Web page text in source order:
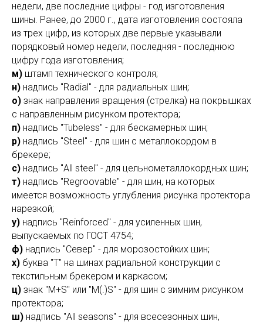
недели, две последние цифры - год изготовления
шины. Ранее, до 2000 г., дата изготовления состояла
из трех цифр, из которых две первые указывали
порядковый номер недели, последняя - последнюю
цифру года изготовления;
м) штамп технического контроля;
н) надпись "Radial" - для радиальных шин;
о) знак направления вращения (стрелка) на покрышках
с направленным рисунком протектора;
п) надпись "Tubeless" - для бескамерных шин;
р) надпись "Steel" - для шин с металлокордом в
брекере;
с) надпись "All steel" - для цельнометаллокордных шин;
т) надпись "Regroovable" - для шин, на которых
имеется возможность углубления рисунка протектора
нарезкой;
у) надпись "Reinforced" - для усиленных шин,
выпускаемых по ГОСТ 4754;
ф) надпись "Север" - для морозостойких шин;
х) буква "Т" на шинах радиальной конструкции с
текстильным брекером и каркасом;
ц) знак "М+S" или "М(.)S" - для шин с зимним рисунком
протектора;
ш) надпись "All seasons" - для всесезонных шин,